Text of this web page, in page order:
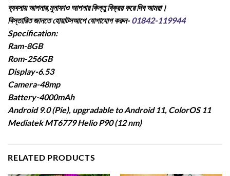
ব্যবসায় আপনার,মুনাফাও আপনার কিন্তু বিক্রয় করে দিব আমরা।
বিস্তারিত জানতে হোয়াটসআপে যোগাযোগ করুন-01842-119944
Specification:
Ram-8GB
Rom-256GB
Display-6.53
Camera-48mp
Battery-4000mAh
Android 9.0 (Pie), upgradable to Android 11, ColorOS 11
Mediatek MT6779 Helio P90 (12 nm)
RELATED PRODUCTS